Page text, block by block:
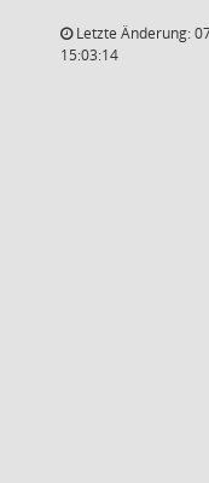
Letzte Änderung:
15:03:14